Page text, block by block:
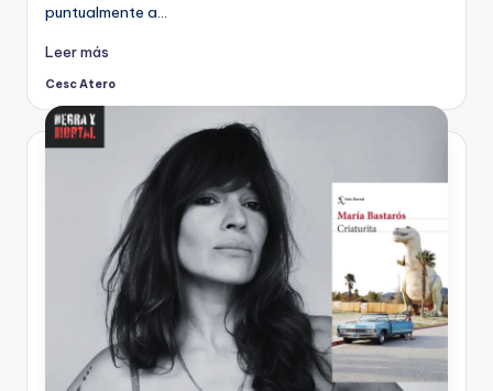
puntualmente a…
Leer más
Publicado
por
Cesc Atero